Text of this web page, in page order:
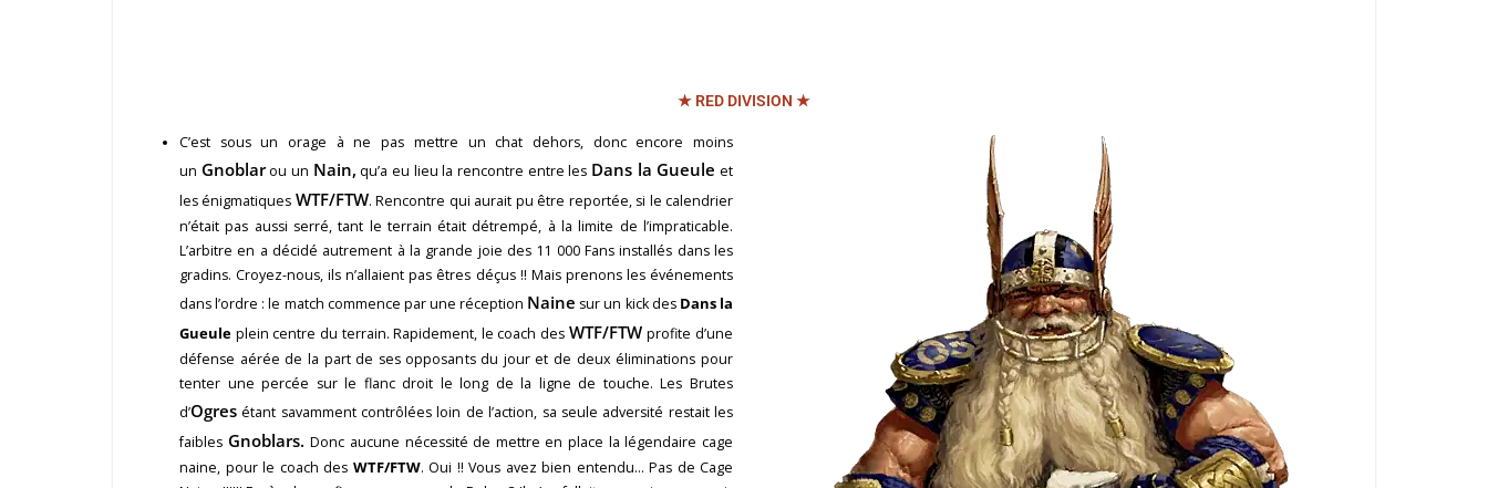
★ RED DIVISION ★
C’est sous un orage à ne pas mettre un chat dehors, donc encore moins
un Gnoblarou un Nain, qu’a eu lieu la rencontre entre les Dans la Gueule et
les énigmatiques WTF/FTW. Rencontre qui aurait pu être reportée, si le calendrier
n’était pas aussi serré, tant le terrain était détrempé, à la limite de l’impraticable.
L’arbitre en a décidé autrement à la grande joie des 11 000 Fans installés dans les
gradins. Croyez-nous, ils n’allaient pas êtres déçus !! Mais prenons les événements
dans l’ordre : le match commence par une réception Naine sur un kick des Dans la
Gueule plein centre du terrain. Rapidement, le coach des WTF/FTWprofite d’une
défense aérée de la part de ses opposants du jour et de deux éliminations pour
tenter une percée sur le flanc droit le long de la ligne de touche. Les Brutes
d’Ogres étant savamment contrôlées loin de l’action, sa seule adversité restait les
faibles Gnoblars.Donc aucune nécessité de mettre en place la légendaire cage
naine, pour le coach des WTF/FTW. Oui !! Vous avez bien entendu… Pas de Cage